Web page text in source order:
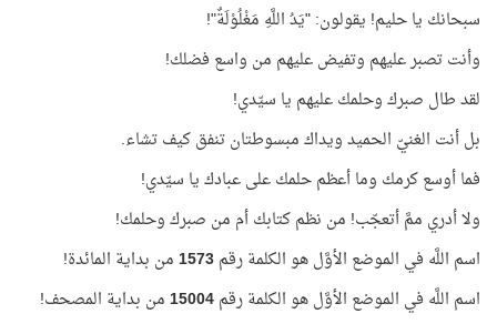
سبحانك يا حليم! يقولون: "يَدُ اللَّهِ مَغْلُوْلَةٌ"!
وأنت تصبر عليهم وتفيض عليهم من واسع فضلك!
لقد طال صبرك وحلمك عليهم يا سيّدي!
بل أنت الغنيّ الحميد ويداك مبسوطتان تنفق كيف تشاء.
فما أوسع كرمك وما أعظم حلمك على عبادك يا سيّدي!
ولا أدري ممَّ أتعجّب! من نظم كتابك أم من صبرك وحلمك!
اسم اللَّه في الموضع الأوَّل هو الكلمة رقم1573من بداية المائدة!
اسم اللَّه في الموضع الأوَّل هو الكلمة رقم15004من بداية المصحف!